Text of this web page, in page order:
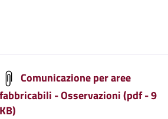
Comunicazione per aree
- Osservazioni (pdf - 9